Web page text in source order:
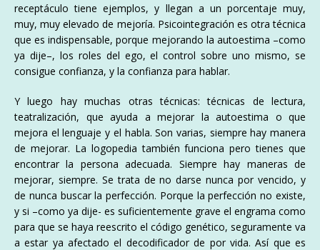
receptáculo tiene ejemplos, y llegan a un porcentaje muy,
muy, muy elevado de mejoría. Psicointegración es otra técnica
que es indispensable, porque mejorando la autoestima –como
ya dije–, los roles del ego, el control sobre uno mismo, se
consigue confianza, y la confianza para hablar.
Y luego hay muchas otras técnicas: técnicas de lectura,
teatralización, que ayuda a mejorar la autoestima o que
mejora el lenguaje y el habla. Son varias, siempre hay manera
de mejorar. La logopedia también funciona pero tienes que
encontrar la persona adecuada. Siempre hay maneras de
mejorar, siempre. Se trata de no darse nunca por vencido, y
de nunca buscar la perfección. Porque la perfección no existe,
y si –como ya dije- es suficientemente grave el engrama como
para que se haya reescrito el código genético, seguramente va
a estar ya afectado el decodificador de por vida. Así que es